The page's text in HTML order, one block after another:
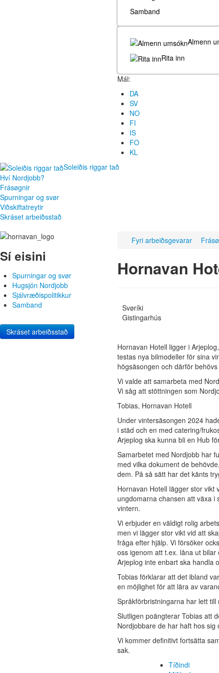
Samband
Almenn
Rita inn
Mál:
DA
SV
NO
FI
IS
FO
KL
Soleiðis riggar tað
Hví Nordjobb?
Frásøgnir
Spurningar og svør
Viðskiftatreytir
Skráset arbeiðsstað
Sí eisini
Spurningar og svør
Hugsjón Nordjobb
Sjálvræðispolitikkur
Samband
Skráset arbeiðsstað
Fyri arbeiðsgevarar
Hornavan
Svøríki
Gistingarhús
Hornavan Hotell ligger i
testas nya bilmodeller för sina
högsäsongen och därför
Vi valde att samarbeta med
Vi såg att stöttningen som
Tobias, Hornavan Hotell
Under vintersäsongen 2024
i städ och en med catering/
Arjeplog ska kunna bli en Hub
Samarbetet med Nordjobb har
med vilka dokument de
dem. På så sätt har det känts
Hornavan Hotell lägger stor vikt
ungdomarna chansen att växa
vintern.
Vi erbjuder en väldigt rolig
men vi lägger stor vikt vid att
fråga efter hjälp. Vi försöker
oss igenom att t.ex. låna ut
Arjeplog inte enbart ska handla
Tobias förklarar att det ibland
en möjlighet för att lära av
Språkförbristningarna har lett
Slutligen poängterar Tobias att
Nordjobbare de har haft hos sig
Vi kommer definitivt fortsätta
sak.
Tíðindi